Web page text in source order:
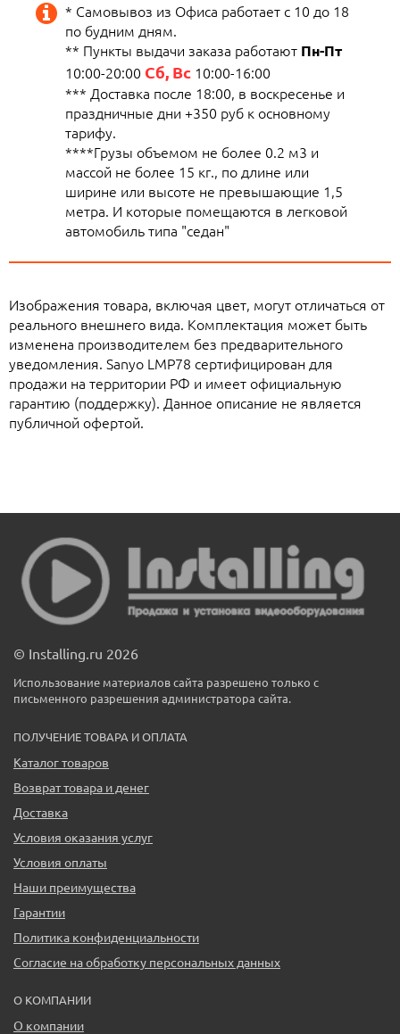
* Самовывоз из Офиса работает с 10 до 18
по будним дням.
** Пункты выдачи заказа работают Пн-Пт
10:00-20:00 Сб, Вс 10:00-16:00
*** Доставка после 18:00, в воскресенье и
праздничные дни +350 руб к основному
тарифу.
****Грузы объемом не более 0.2 м3 и
массой не более 15 кг., по длине или
ширине или высоте не превышающие 1,5
метра. И которые помещаются в легковой
автомобиль типа "седан"
Изображения товара, включая цвет, могут отличаться от
реального внешнего вида. Комплектация может быть
изменена производителем без предварительного
уведомления. Sanyo LMP78 сертифицирован для
продажи на территории РФ и имеет официальную
гарантию (поддержку). Данное описание не является
публичной офертой.
© Installing.ru 2026
Использование материалов сайта разрешено только с
письменного разрешения администратора сайта.
ПОЛУЧЕНИЕ ТОВАРА И ОПЛАТА
Каталог товаров
Возврат товара и денег
Доставка
Условия оказания услуг
Условия оплаты
Наши преимущества
Гарантии
Политика конфиденциальности
Согласие на обработку персональных данных
О КОМПАНИИ
О компании